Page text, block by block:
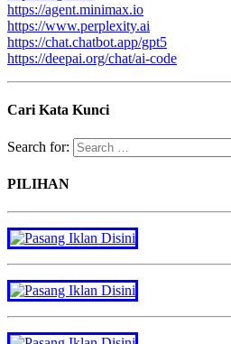
https://agent.minimax.io
https://www.perplexity.ai
https://chat.chatbot.app/gpt5
https://deepai.org/chat/ai-code
Cari Kata Kunci
Search for:
PILIHAN